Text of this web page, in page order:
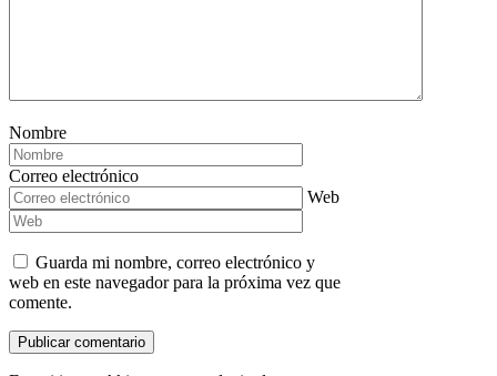
Nombre
Correo electrónico
Web
Guarda mi nombre, correo electrónico y
web en este navegador para la próxima vez que
comente.